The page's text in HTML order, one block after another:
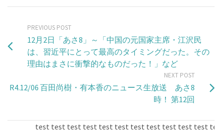
PREVIOUS POST
12月2日「あさ8」～「中国の元国家主席・江沢民
は、習近平にとって最高のタイミングだった。その
理由はまさに衝撃的なものだった！」など
NEXT POST
R4.12/06 百田尚樹・有本香のニュース生放送 あさ8
時！ 第12回
test test test test test test test test test test test test